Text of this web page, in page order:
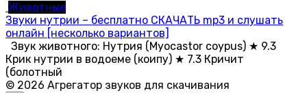
Животные
Звуки нутрии – бесплатно СКАЧАТЬ mp3 и слушать
онлайн [несколько вариантов]
Звук животного: Нутрия (Myocastor coypus) ★ 9.3
Крик нутрии в водоеме (коипу) ★ 7.3 Кричит
(болотный
© 2026 Агрегатор звуков для скачивания